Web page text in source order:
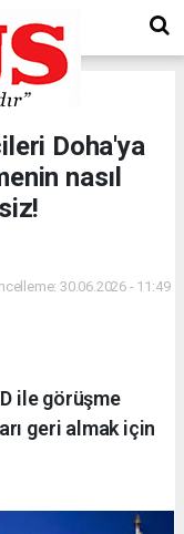
Doha'ya
nasıl
30.06.2026 - 11:49
ile görüşme
geri almak için